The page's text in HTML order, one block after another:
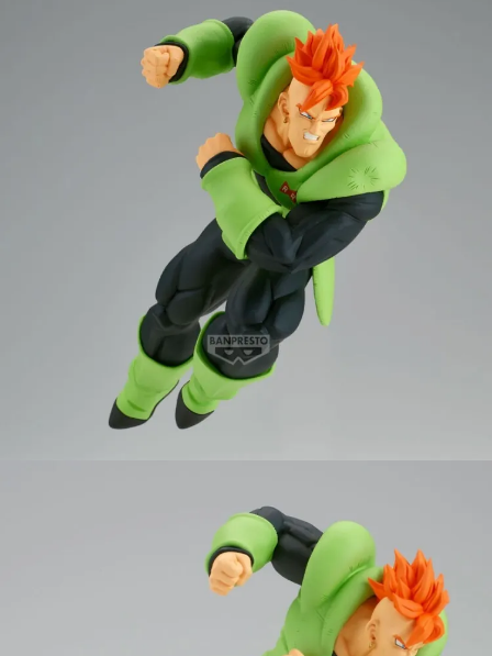
每筆NT$90，滿NT$3,000(含以上)免運費
每筆NT$120，滿NT$3,000(含以上)免運費
每筆NT$160，滿NT$3,000(含以上)免運費
東海門市自取，需自備購物袋取貨唷。